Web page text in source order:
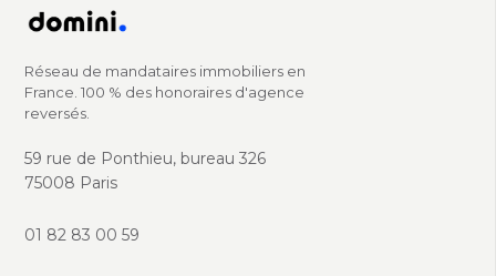
Réseau de mandataires immobiliers en
France. 100 % des honoraires d'agence
reversés.
59 rue de Ponthieu, bureau 326
75008 Paris
01 82 83 00 59